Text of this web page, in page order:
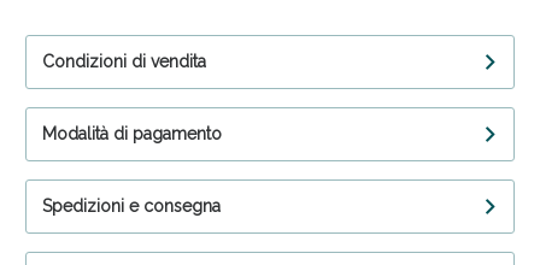
Condizioni di vendita
Modalità di pagamento
Spedizioni e consegna